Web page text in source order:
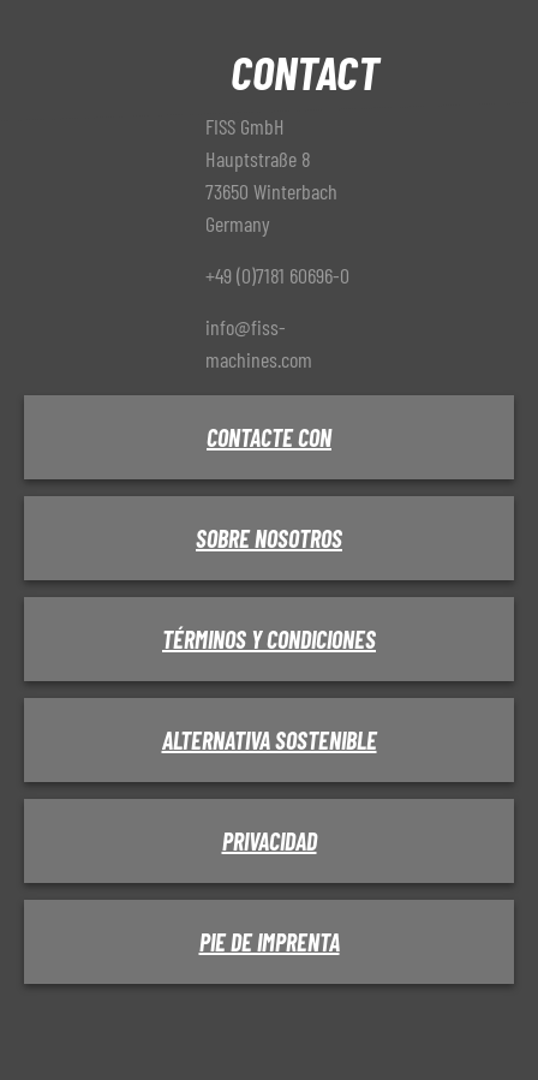
CONTACT
FISS GmbH
Hauptstraße 8
73650 Winterbach
Germany
+49 (0)7181 60696-0
info@fiss-
machines.com
CONTACTE CON
SOBRE NOSOTROS
TÉRMINOS Y CONDICIONES
ALTERNATIVA SOSTENIBLE
PRIVACIDAD
PIE DE IMPRENTA